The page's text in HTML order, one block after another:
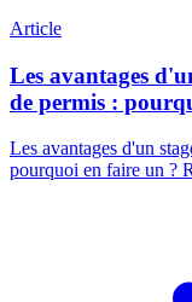
Article
Les avantages
de permis :
Les avantages d'un
pourquoi en faire un ?